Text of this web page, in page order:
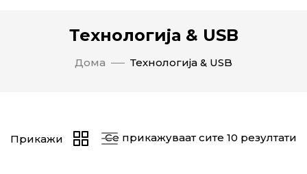
Технологија & USB
Дома Технологија & USB
Се прикажуваат сите 10 резултати
Прикажи